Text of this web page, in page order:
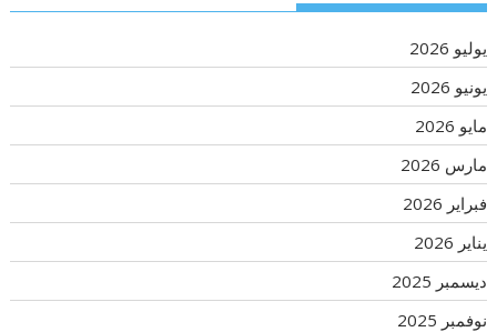
يوليو 2026
يونيو 2026
مايو 2026
مارس 2026
فبراير 2026
يناير 2026
ديسمبر 2025
نوفمبر 2025